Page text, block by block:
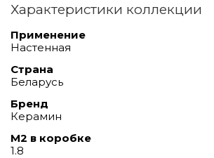
Характеристики коллекции
Применение
Настенная
Страна
Беларусь
Бренд
Керамин
М2 в коробке
1.8